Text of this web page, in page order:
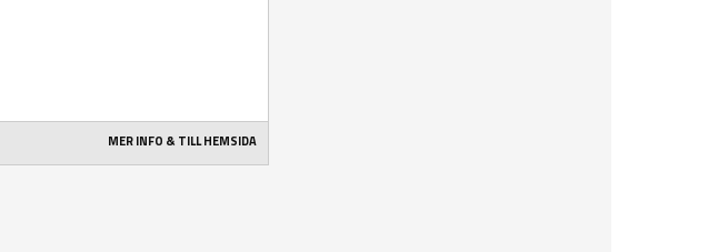
MER INFO & TILL HEMSIDA